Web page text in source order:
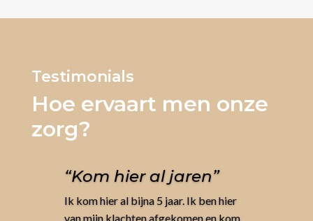
Testimonials
Hoe ervaart men onze
zorg?
“Kom hier al jaren”
Ik kom hier al bijna 5 jaar. Ik ben hier
van mijn klachten afgekomen en kom